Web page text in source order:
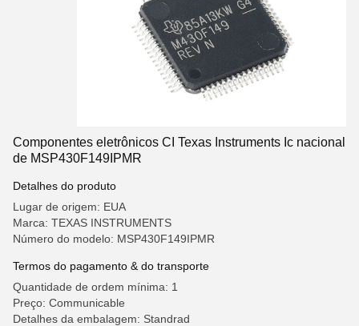
Componentes eletrônicos CI Texas Instruments Ic nacional
de MSP430F149IPMR
Detalhes do produto
Lugar de origem: EUA
Marca: TEXAS INSTRUMENTS
Número do modelo: MSP430F149IPMR
Termos do pagamento & do transporte
Quantidade de ordem mínima: 1
Preço: Communicable
Detalhes da embalagem: Standrad